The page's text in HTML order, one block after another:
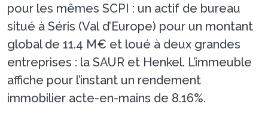
pour les mêmes SCPI : un actif de bureau
situé à Séris (Val d’Europe) pour un montant
global de 11.4 M€ et loué à deux grandes
entreprises : la SAUR et Henkel. L’immeuble
affiche pour l’instant un rendement
immobilier acte-en-mains de 8.16%.